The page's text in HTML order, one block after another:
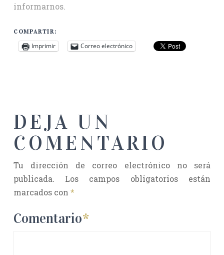
informarnos.
COMPARTIR:
Imprimir Correo electrónico
DEJA UN
COMENTARIO
Tu dirección de correo electrónico no será
publicada.
Los campos obligatorios están
marcados con *
Comentario*